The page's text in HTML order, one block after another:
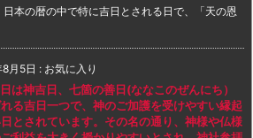
本の暦の中で特に吉日とされる日で、「天の恩
月5日 : お気に入り
は神吉日、七箇の善日(ななこのぜんにち）
る吉日一つで、神のご加護を受けやすい縁起
とされています。その名の通り、神様や仏様